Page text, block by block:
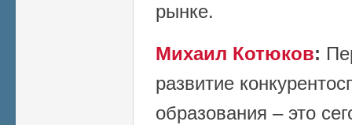
рынке.
Михаил Котюков:
развитие
образования – это